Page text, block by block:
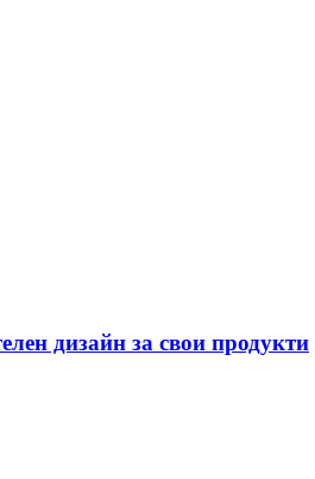
дизайн за свои продукти